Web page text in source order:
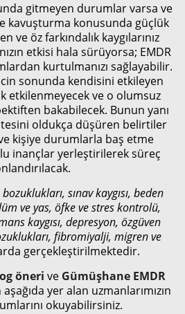
gitmeyen durumlar varsa ve
kavuşturma konusunda güçlük
ve öz farkındalık kaygılarınız
etkisi hala sürüyorsa; EMDR
kurtulmanızı sağlayabilir.
sonunda kendisini etkileyen
etkilenmeyecek ve o olumsuz
bakabilecek. Bunun yanı
oldukça düşüren belirtiler
kişiye durumlarla baş etme
inançlar yerleştirilerek süreç
bozuklukları, sınav kaygısı, beden
ve yas, öfke ve stres kontrolü,
kaygısı, depresyon, özgüven
fibromiyalji, migren ve
gerçekleştirilmektedir.
öneri ve Gümüşhane EMDR
aşağıda yer alan uzmanlarımızın
okuyabilirsiniz.